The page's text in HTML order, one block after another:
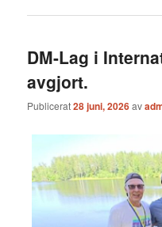
DM-Lag i
avgjort.
Publicerat28 juni, 2026av